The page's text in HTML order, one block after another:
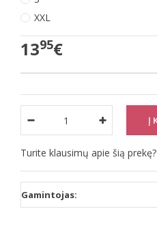
XXL
1395€
Turite klausimų apie šią prekę?
Gamintojas: